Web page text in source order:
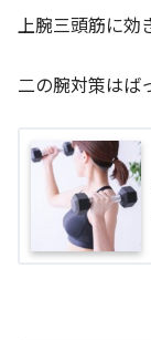
上腕三頭筋に効
二の腕対策はば